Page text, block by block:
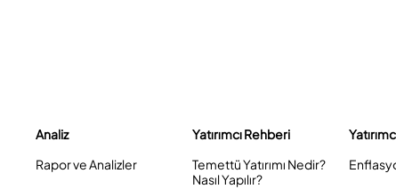
Analiz
Rapor ve Analizler
Yatırımcı Rehberi
Temettü Yatırımı Nedir?
Nasıl Yapılır?